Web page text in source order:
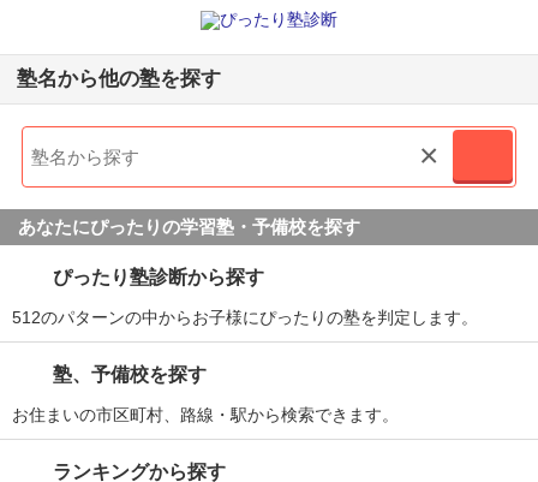
塾名から他の塾を探す
×
あなたにぴったりの学習塾・予備校を探す
ぴったり塾診断から探す
512のパターンの中からお子様にぴったりの塾を判定します。
塾、予備校を探す
お住まいの市区町村、路線・駅から検索できます。
ランキングから探す